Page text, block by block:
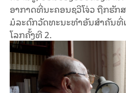
ອາກາດທີ່ນະຄອນຊວີໂຈ່ວ ຖືກຮັກ
ມໍລະດົກວັດທະນະທຳອັນສຳຄັນທີ່
ໂລກຄັ້ງທີ 2.